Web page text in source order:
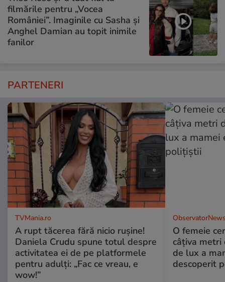
filmările pentru „Vocea
României”. Imaginile cu Sasha și
Anghel Damian au topit inimile
fanilor
PARTENERI
TVMania.ro
A rupt tăcerea fără nicio rușine!
Daniela Crudu spune totul despre
activitatea ei de pe platformele
pentru adulți: „Fac ce vreau, e
wow!”
O femeie
câţiva metri
de lux a
descoperit